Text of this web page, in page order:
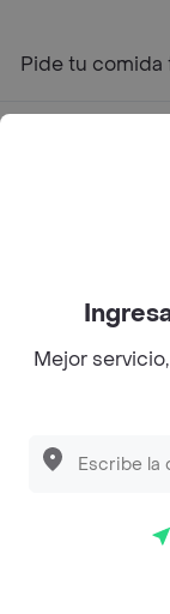
Pide tu comida
Rappi S.A.S.
Mejor